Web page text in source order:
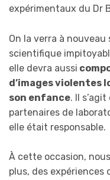
expérimentaux du Dr
On la verra à
scientifique
elle devra aussi
d’images violentes
son enfance. Il
partenaires de
elle était responsable.
À cette occasion,
plus, des expériences